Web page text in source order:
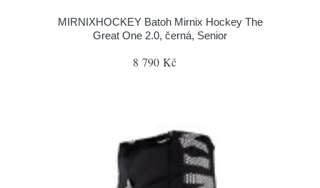
MIRNIXHOCKEY Batoh Mirnix Hockey The
Great One 2.0, černá, Senior
8 790 Kč